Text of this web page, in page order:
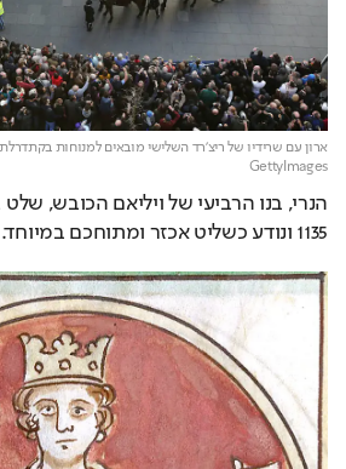
ארון עם שרידיו של ריצ'רד השלישי מובאים למנוחות בקתדרלת לסטר,
GettyImages
1135 ונודע כשליט אכזר ומתוחכם במיוחד.